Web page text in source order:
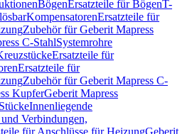
BögenErsatzteile für BögenT-
KompensatorenErsatzteile für
Zubehör für Geberit Mapress
C-StahlSystemrohre
Ersatzteile für
Ersatzteile für
Zubehör für Geberit Mapress C-
KupferGeberit Mapress
Innenliegende
Verbindungen,
für Anschlüsse für HeizungGeberit